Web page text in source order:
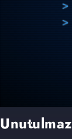
Unutulmaz